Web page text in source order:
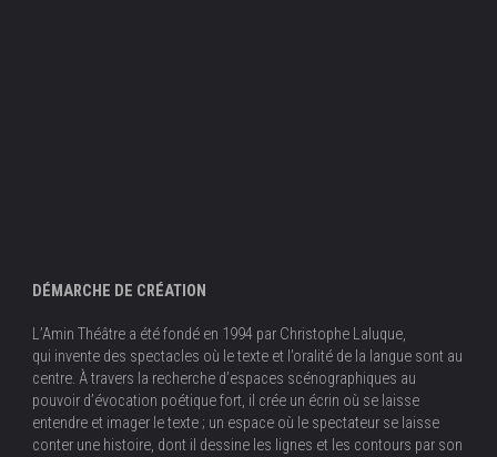
DÉMARCHE DE CRÉATION
L’Amin Théâtre a été fondé en 1994 par Christophe Laluque,
qui invente des spectacles où le texte et l’oralité de la langue sont au
centre. À travers la recherche d’espaces scénographiques au
pouvoir d’évocation poétique fort, il crée un écrin où se laisse
entendre et imager le texte ; un espace où le spectateur se laisse
conter une histoire, dont il dessine les lignes et les contours par son